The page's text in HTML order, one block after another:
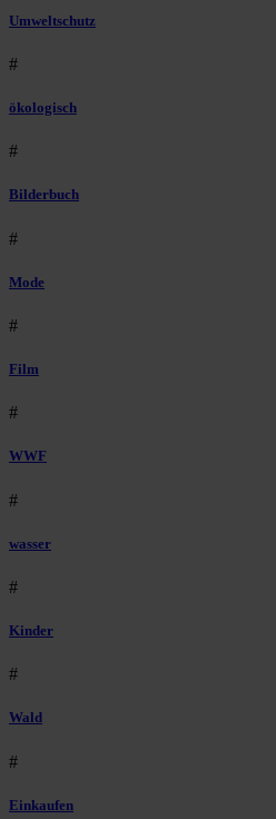
Umweltschutz
#
ökologisch
#
Bilderbuch
#
Mode
#
Film
#
WWF
#
wasser
#
Kinder
#
Wald
#
Einkaufen